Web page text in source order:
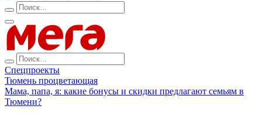
Спецпроекты
Тюмень процветающая
Мама, папа, я: какие бонусы и скидки предлагают семьям в
Тюмени?